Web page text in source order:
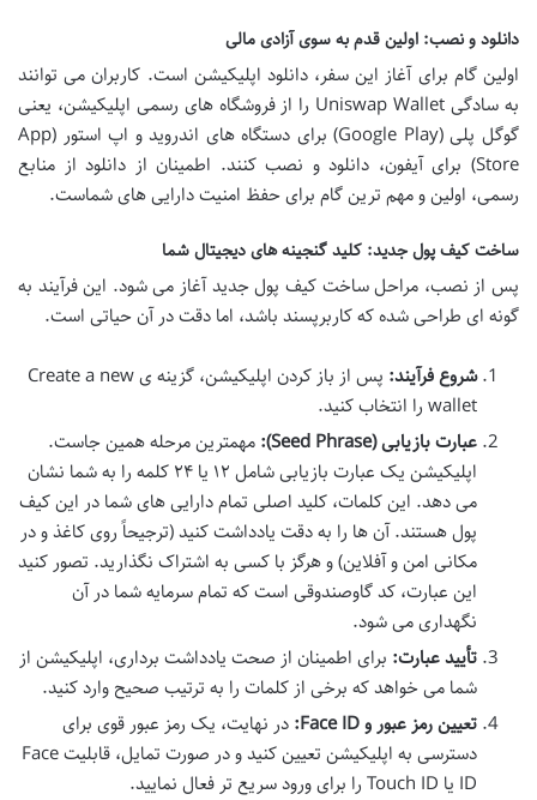
دانلود و نصب: اولین قدم به سوی آزادی مالی
اولین گام برای آغاز این سفر، دانلود اپلیکیشن است. کاربران می توانند
به سادگی Uniswap Wallet را از فروشگاه های رسمی اپلیکیشن، یعنی
گوگل پلی (Google Play) برای دستگاه های اندروید و اپ استور (App
Store) برای آیفون، دانلود و نصب کنند. اطمینان از دانلود از منابع
رسمی، اولین و مهم ترین گام برای حفظ امنیت دارایی های شماست.
ساخت کیف پول جدید: کلید گنجینه های دیجیتال شما
پس از نصب، مراحل ساخت کیف پول جدید آغاز می شود. این فرآیند به
گونه ای طراحی شده که کاربرپسند باشد، اما دقت در آن حیاتی است.
شروع فرآیند:
پس از باز کردن اپلیکیشن، گزینه ی Create a new
wallet را انتخاب کنید.
عبارت بازیابی (Seed Phrase):
مهمترین مرحله همین جاست.
اپلیکیشن یک عبارت بازیابی شامل ۱۲ یا ۲۴ کلمه را به شما نشان
می دهد. این کلمات، کلید اصلی تمام دارایی های شما در این کیف
پول هستند. آن ها را به دقت یادداشت کنید (ترجیحاً روی کاغذ و در
مکانی امن و آفلاین) و هرگز با کسی به اشتراک نگذارید. تصور کنید
این عبارت، کد گاوصندوقی است که تمام سرمایه شما در آن
نگهداری می شود.
تأیید عبارت: برای اطمینان از صحت یادداشت برداری، اپلیکیشن از
شما می خواهد که برخی از کلمات را به ترتیب صحیح وارد کنید.
تعیین رمز عبور و Face ID:
در نهایت، یک رمز عبور قوی برای
دسترسی به اپلیکیشن تعیین کنید و در صورت تمایل، قابلیت Face
ID یا Touch ID را برای ورود سریع تر فعال نمایید.